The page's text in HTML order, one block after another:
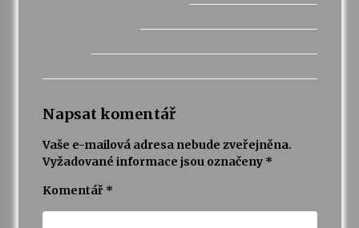
Napsat komentář
Vaše e-mailová adresa nebude zveřejněna.
Vyžadované informace jsou označeny *
Komentář *